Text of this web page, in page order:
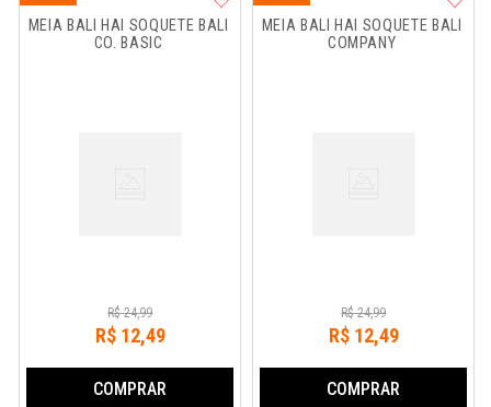
MEIA BALI HAI SOQUETE BALI
CO. BASIC
R$ 24,99
R$ 12,49
COMPRAR
MEIA BALI HAI SOQUETE BALI
COMPANY
R$ 24,99
R$ 12,49
COMPRAR